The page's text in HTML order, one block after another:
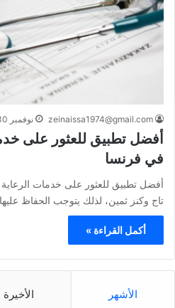
zeinaissa1974@gmail.com نوفمبر 30, 2024
أفضل تطبيق للعثور على
في فرنسا
أفضل تطبيق للعثور على خدمات
تاج وكنز ثمين، لذلك يتوجب الحفاظ
أكمل القراءة »
الأشهر الأخيرة